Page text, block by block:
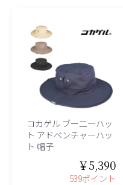
コカゲル ブー二―ハッ
ト アドベンチャーハッ
ト 帽子
￥5,390
539ポイント